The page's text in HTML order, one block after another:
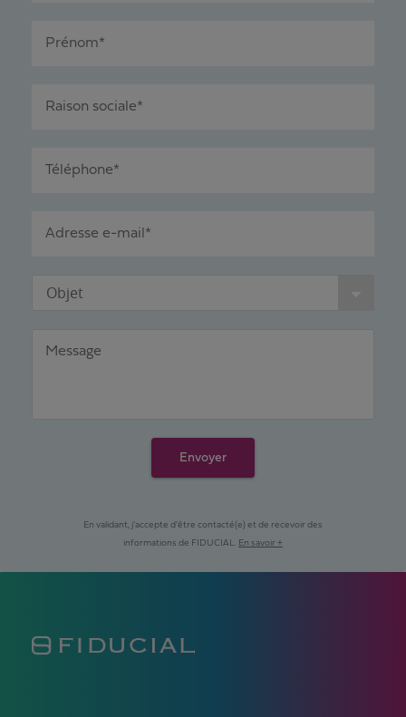
Prénom*
Raison sociale*
Téléphone*
Adresse e-mail*
Objet
Message
Envoyer
En validant, j'accepte d'être contacté(e) et de recevoir des
informations de FIDUCIAL. En savoir +